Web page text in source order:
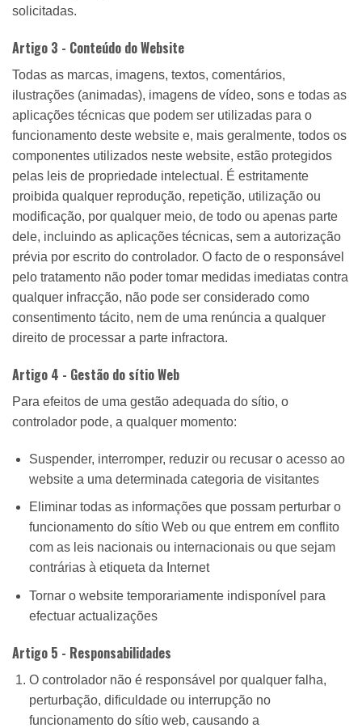
solicitadas.
Artigo 3 - Conteúdo do Website
Todas as marcas, imagens, textos, comentários,
ilustrações (animadas), imagens de vídeo, sons e todas as
aplicações técnicas que podem ser utilizadas para o
funcionamento deste website e, mais geralmente, todos os
componentes utilizados neste website, estão protegidos
pelas leis de propriedade intelectual. É estritamente
proibida qualquer reprodução, repetição, utilização ou
modificação, por qualquer meio, de todo ou apenas parte
dele, incluindo as aplicações técnicas, sem a autorização
prévia por escrito do controlador. O facto de o responsável
pelo tratamento não poder tomar medidas imediatas contra
qualquer infracção, não pode ser considerado como
consentimento tácito, nem de uma renúncia a qualquer
direito de processar a parte infractora.
Artigo 4 - Gestão do sítio Web
Para efeitos de uma gestão adequada do sítio, o
controlador pode, a qualquer momento:
Suspender, interromper, reduzir ou recusar o acesso ao
website a uma determinada categoria de visitantes
Eliminar todas as informações que possam perturbar o
funcionamento do sítio Web ou que entrem em conflito
com as leis nacionais ou internacionais ou que sejam
contrárias à etiqueta da Internet
Tornar o website temporariamente indisponível para
efectuar actualizações
Artigo 5 - Responsabilidades
O controlador não é responsável por qualquer falha,
perturbação, dificuldade ou interrupção no
funcionamento do sítio web, causando a